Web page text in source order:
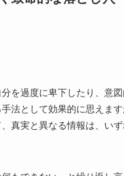
分を過度に卑下したり、意
法として効果的に思えま
真実と異なる情報は、い